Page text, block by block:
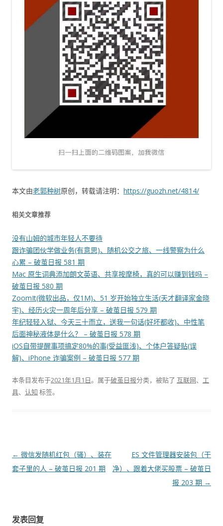
本文由老郭种树原创，转载请注明： https://guozh.net/4814/
相关文章推荐
没有山姆的城市年轻人不要待
跟诈骗团伙学做业务(有意思)、随机公交之旅、一线警察为什么
心累 – 破茧日报 581 期
Mac 原生词典添加朗文英语、共享按摩椅，真的可以赚到钱吗 –
破茧日报 580 期
ZoomIt(微软出品，仅1M)、51 岁开始独立生活(天才翻译家金晓
宇)、经历火灾一周年后分享 – 破茧日报 579 期
年纪轻轻入狱、今天三十而立，送我一句话(好坏都收)、中性笔
后面神秘液体是什么？ – 破茧日报 578 期
iOS自带提醒事项搞定80%的事(受益匪浅)、个体户答疑贴(误
解)、iPhone 诈骗案例 – 破茧日报 577 期
本条目发布于2021年1月1日。属于破茧日报分类，被贴了 互联网、 工
具、 认知 标签。
文
章
← 微信发随机红包（骚）、装在
套子里的人 – 破茧日报 201 期
ES 文件管理器安装包（干
净）、跟着大佬买股票 – 破茧日
报 203 期 →
发表回复